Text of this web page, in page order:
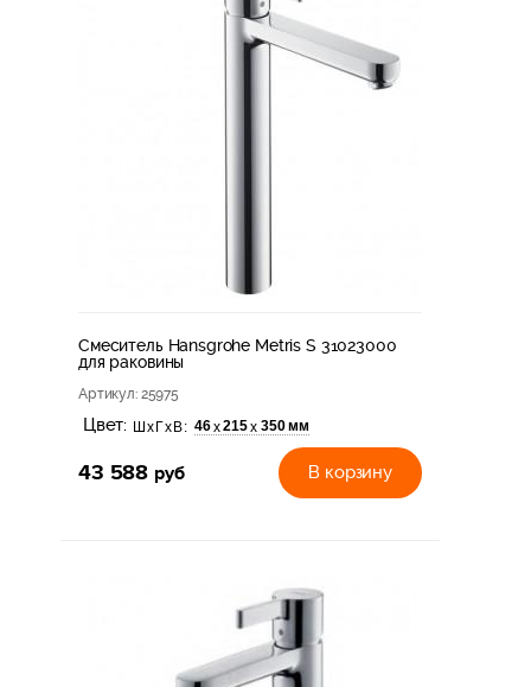
Смеситель Hansgrohe Metris S 31023000
для раковины
Артикул: 25975
Цвет: ШхГхВ: 46х 215х 350 мм
43 588 руб В корзину